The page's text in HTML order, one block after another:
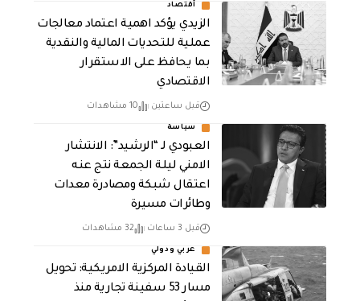
أقتصاد
الزيدي يؤكد اهمية اعتماد معالجات
عملية للتحديات المالية والنقدية
بما يحافظ على الاستقرار
الاقتصادي
قبل ساعتين 10 مشاهدات
سياسة
العبودي لـ “الرشيد”: الانتشار
الامني ليلة الجمعة نتج عنه
اعتقال شبكة ومصادرة معدات
وطائرات مسيرة
قبل 3 ساعات 32 مشاهدات
عربي ودولي
القيادة المركزية الامريكية: تحويل
مسار 53 سفينة تجارية منذ